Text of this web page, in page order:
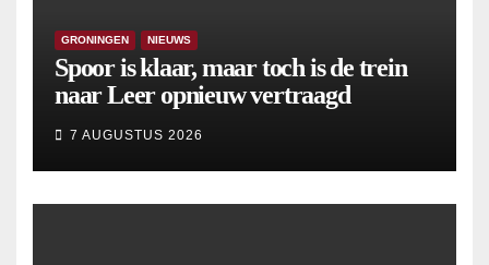
GRONINGEN NIEUWS
Spoor is klaar, maar toch is de trein
naar Leer opnieuw vertraagd
7 AUGUSTUS 2026